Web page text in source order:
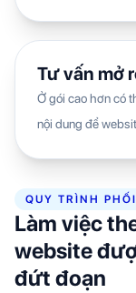
Tư vấn mở
Ở gói cao hơn có
nội dung để
QUY TRÌNH
Làm việc
website
đứt đoạn